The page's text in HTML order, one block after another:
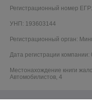
Регистрационный номер
УНП: 193603144
Регистрационный орган:
Дата регистрации компании:
Местонахождение книги
Автомобилистов, 4